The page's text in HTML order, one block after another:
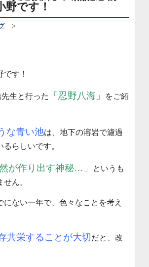
野です！
>
す！
生と行った 「忍野八海」
をご紹
な青い池は、地下の溶岩で濾過
るらしいです。
然が作り出す神秘…」
というも
ん。
にない一年で、色々なことを考え
共栄することが大切だと、改